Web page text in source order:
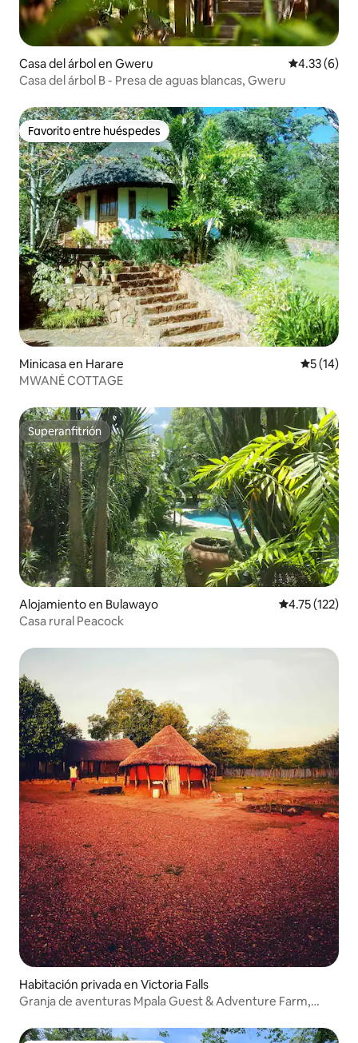
Casa del árbol en Gweru Calificación
4.33 (6)
Casa del árbol B - Presa de aguas blancas, Gweru
Favorito entre huéspedes
Favorito entre huéspedes
Minicasa en Harare
5 (14)
MWANÉ COTTAGE
Superanfitrión
Superanfitrión
Alojamiento en Bulawayo Calificación
4.75 (122)
Casa rural Peacock
Habitación privada en Victoria Falls
Granja de aventuras Mpala Guest & Adventure Farm,